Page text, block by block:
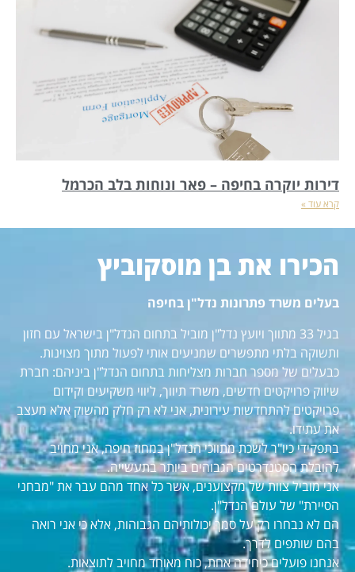
דירות יוקרה בחיפה – פאר ונוחות בלב הכרמל
קרא עוד »
הכירו את בן מוסקוביץ
בעלים משרד פתרונות נדל"ן בחיפה
בגיל 33 מתווך ויועץ נדל"ן מוביל בתחום הנדל"ן בישראל עם חזון
ותשוקה בלתי מתפשרים שמניעים אותי לפעול מתוך מצוינות.
כבעלים של מספר חברות מצליחות בתחום הנדל"ן ביניהם: חברת
שיווק פרויקטים חדשים, משרד תיווך, ליווי משקיעים וקידום
פרויקטים להתחדשות עירונית, אני לא רק חלק מהשוק אלא מעצב
את עתידו.
בתפקידי כיו"ר לשכת מתווכי הנדל"ן במחוז חיפה, אני מחויב
להובלת הסטנדרטים הגבוהים ביותר בתעשייה.
אני מוביל צוות של מקצוענים, אשר כל אחד מהם עבר את "מבחני
הסיירת" של עולם הנדל"ן.
הם לא נבחרו רק על סמך יכולותיהם הגבוהות, אלא כי אני רואה
בהם שותפים לדרך.
אנחנו פועלים כיחידה אחת, כוח מאוחד מחויב לתוצאות.